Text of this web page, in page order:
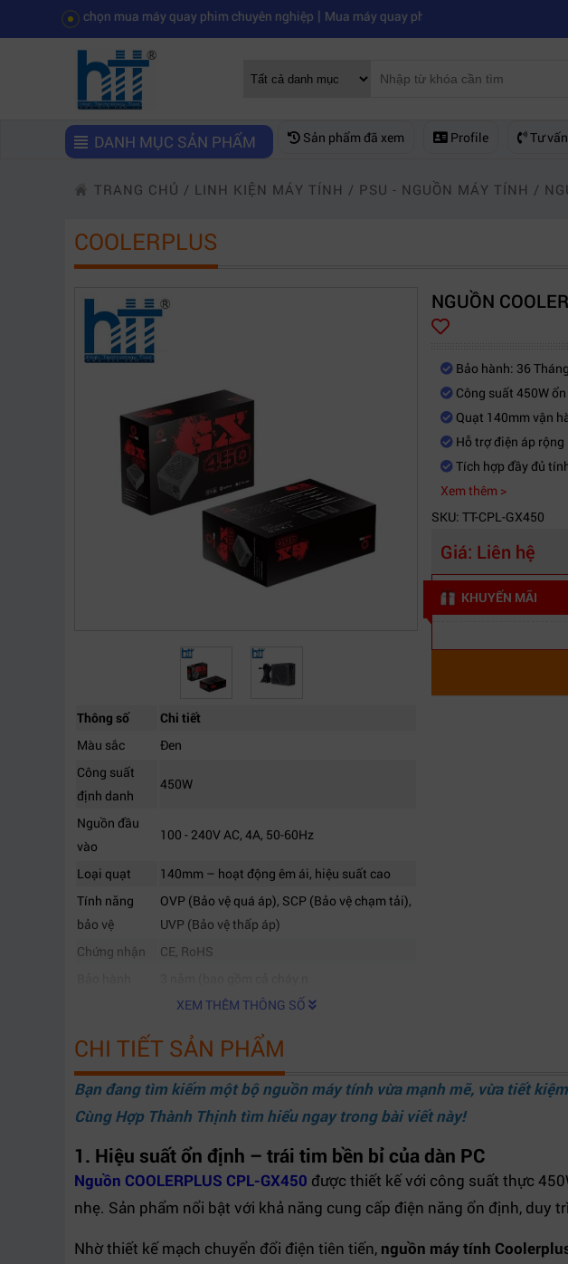
mua máy quay phim chuyên nghiệp |Mua máy quay phim hd giá rẻ nên mua của hãng nào?
DANH MỤC SẢN PHẨM Sản phẩm đã xem Profile Tư
TRANG CHỦ / LINH KIỆN MÁY TÍNH / PSU - NGUỒN MÁY TÍNH /
COOLERPLUS
Thông số
Chi tiết
Màu sắc
Đen
Công suất
định danh
450W
Nguồn đầu
vào
100 - 240V AC, 4A, 50-60Hz
Loại quạt
140mm – hoạt động êm ái, hiệu suất cao
Tính năng
bảo vệ
OVP (Bảo vệ quá áp), SCP (Bảo vệ chạm tải),
UVP (Bảo vệ thấp áp)
Chứng nhận
CE, RoHS
XEM THÊM THÔNG SỐ
NGUỒN
Bảo hành: 36 Tháng
Công suất 450W
Quạt 140mm vận
Hỗ trợ điện áp
Tích hợp đầy đủ
Xem thêm >
SKU: TT-CPL-GX450
Giá: Liên hệ
KHUYẾN MÃI
CHI TIẾT SẢN PHẨM
Bạn đang tìm kiếm một bộ nguồn máy tính vừa mạnh mẽ, vừa tiết
CùngHợp Thành Thịnh tìm hiểu ngay trong bài viết này!
1. Hiệu suất ổn định – trái tim bền bỉ của dàn PC
Nguồn COOLERPLUS CPL-GX450 được thiết kế với công suất thực
nhẹ. Sản phẩm nổi bật với khả năng cung cấp điện năng ổn định, duy
Nhờ thiết kế mạch chuyển đổi điện tiên tiến, nguồn máy tính